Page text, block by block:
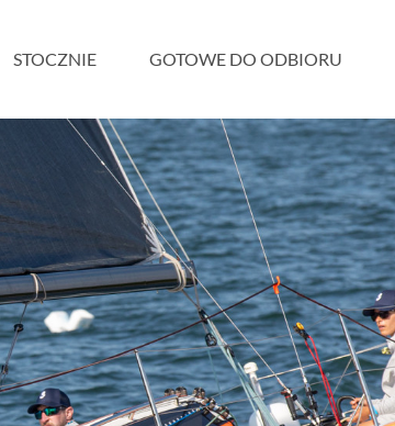
STOCZNIE GOTOWE DO ODBIORU